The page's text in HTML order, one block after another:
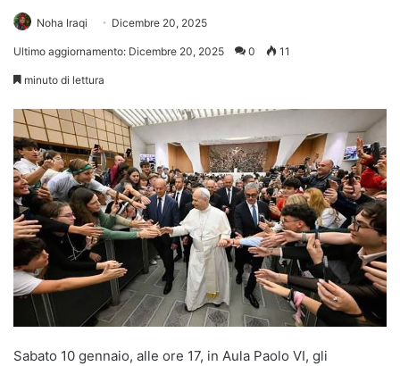
Noha Iraqi Dicembre 20, 2025
Ultimo aggiornamento: Dicembre 20, 2025 0 11
minuto di lettura
Sabato 10 gennaio, alle ore 17, in Aula Paolo VI, gli